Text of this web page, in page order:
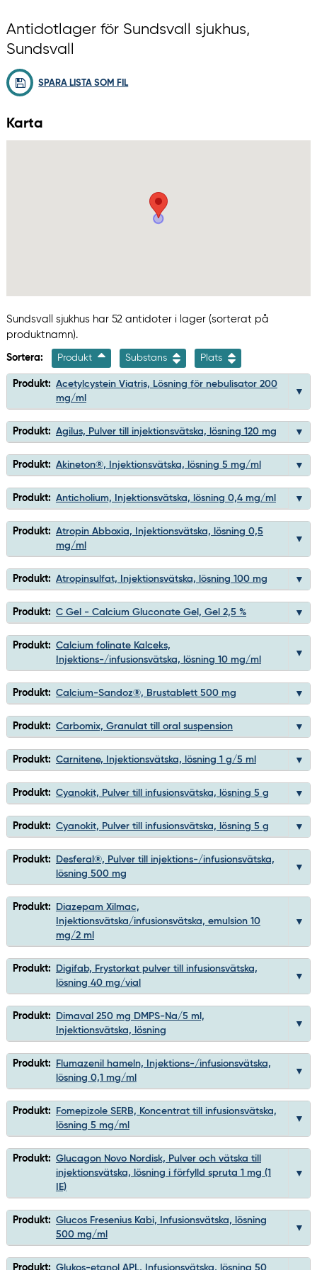
Antidotlager för Sundsvall sjukhus,
Sundsvall
SPARA LISTA SOM FIL
Karta
Sundsvall sjukhus har 52 antidoter i lager (sorterat på
produktnamn).
Sortera: Produkt Substans Plats
Produkt: Acetylcystein Viatris, Lösning för nebulisator 200
mg/ml
Produkt: Agilus, Pulver till injektionsvätska, lösning 120 mg
Produkt: Akineton®, Injektionsvätska, lösning 5 mg/ml
Produkt: Anticholium, Injektionsvätska, lösning 0,4 mg/ml
Produkt: Atropin Abboxia, Injektionsvätska, lösning 0,5
mg/ml
Produkt: Atropinsulfat, Injektionsvätska, lösning 100 mg
Produkt: C Gel - Calcium Gluconate Gel, Gel 2,5 %
Produkt: Calcium folinate Kalceks,
Injektions-/infusionsvätska, lösning 10 mg/ml
Produkt: Calcium-Sandoz®, Brustablett 500 mg
Produkt: Carbomix, Granulat till oral suspension
Produkt: Carnitene, Injektionsvätska, lösning 1 g/5 ml
Produkt: Cyanokit, Pulver till infusionsvätska, lösning 5 g
Produkt: Cyanokit, Pulver till infusionsvätska, lösning 5 g
Produkt:
Desferal®, Pulver till injektions-/infusionsvätska,
lösning 500 mg
Produkt:
Diazepam Xilmac,
Injektionsvätska/infusionsvätska, emulsion 10
mg/2 ml
Produkt:
Digifab, Frystorkat pulver till infusionsvätska,
lösning 40 mg/vial
Produkt:
Dimaval 250 mg DMPS-Na/5 ml,
Injektionsvätska, lösning
Produkt:
Flumazenil hameln, Injektions-/infusionsvätska,
lösning 0,1 mg/ml
Produkt:
Fomepizole SERB, Koncentrat till infusionsvätska,
lösning 5 mg/ml
Produkt: Glucagon Novo Nordisk, Pulver och vätska till
injektionsvätska, lösning i förfylld spruta 1 mg (1
IE)
Produkt: Glucos Fresenius Kabi, Infusionsvätska, lösning
500 mg/ml